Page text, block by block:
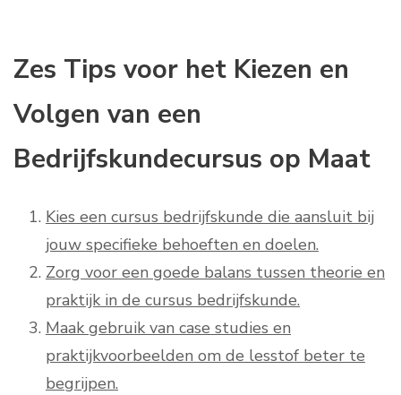
Zes Tips voor het Kiezen en
Volgen van een
Bedrijfskundecursus op Maat
Kies een cursus bedrijfskunde die aansluit bij
jouw specifieke behoeften en doelen.
Zorg voor een goede balans tussen theorie en
praktijk in de cursus bedrijfskunde.
Maak gebruik van case studies en
praktijkvoorbeelden om de lesstof beter te
begrijpen.